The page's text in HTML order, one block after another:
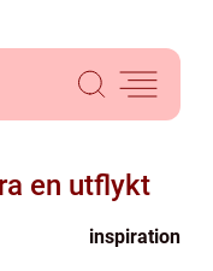
en utflykt
inspiration